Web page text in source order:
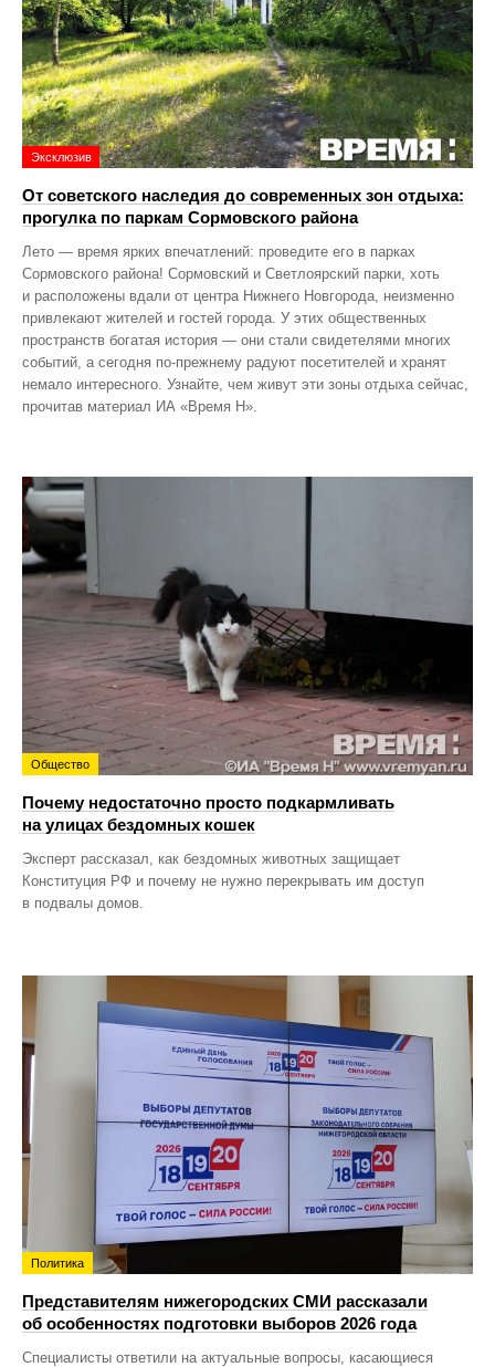
Эксклюзив
От советского наследия до современных зон отдыха:
прогулка по паркам Сормовского района
Лето — время ярких впечатлений: проведите его в парках
Сормовского района! Сормовский и Светлоярский парки, хоть
и расположены вдали от центра Нижнего Новгорода, неизменно
привлекают жителей и гостей города. У этих общественных
пространств богатая история — они стали свидетелями многих
событий, а сегодня по‑прежнему радуют посетителей и хранят
немало интересного. Узнайте, чем живут эти зоны отдыха сейчас,
прочитав материал ИА «Время Н».
Общество
Почему недостаточно просто подкармливать
на улицах бездомных кошек
Эксперт рассказал, как бездомных животных защищает
Конституция РФ и почему не нужно перекрывать им доступ
в подвалы домов.
Политика
Представителям нижегородских СМИ рассказали
об особенностях подготовки выборов 2026 года
Специалисты ответили на актуальные вопросы, касающиеся